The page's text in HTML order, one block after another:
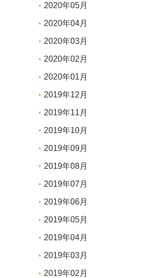
2020年05月
2020年04月
2020年03月
2020年02月
2020年01月
2019年12月
2019年11月
2019年10月
2019年09月
2019年08月
2019年07月
2019年06月
2019年05月
2019年04月
2019年03月
2019年02月